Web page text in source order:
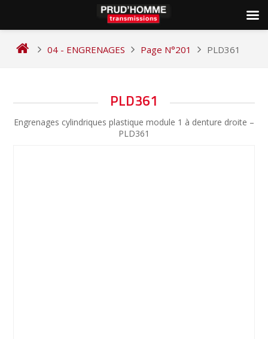
04 - ENGRENAGES Page N°201 PLD361
PLD361
Engrenages cylindriques plastique module 1 à denture droite –
PLD361
DE